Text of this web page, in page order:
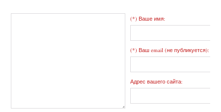
(*) Ваше имя:
(*) Ваш email (не публикуется):
Адрес вашего сайта: